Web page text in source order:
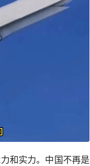
和实力。中国不再是